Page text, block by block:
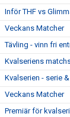
Inför THF vs
Veckans Matcher
Tävling - vinn fri
Kvalseriens
Kvalserien - serie
Veckans Matcher
Premiär för